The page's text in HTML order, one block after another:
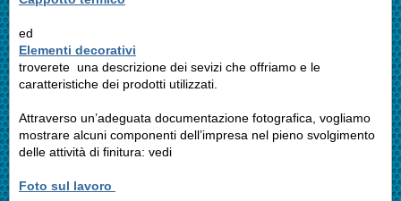
ed
Elementi decorativi
troverete una descrizione dei sevizi che offriamo e le
caratteristiche dei prodotti utilizzati.
Attraverso un’adeguata documentazione fotografica, vogliamo
mostrare alcuni componenti dell’impresa nel pieno svolgimento
delle attività di finitura: vedi
Foto sul lavoro